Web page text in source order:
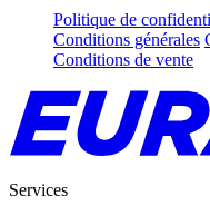
Politique de
Conditions générales
Conditions de vente
Services